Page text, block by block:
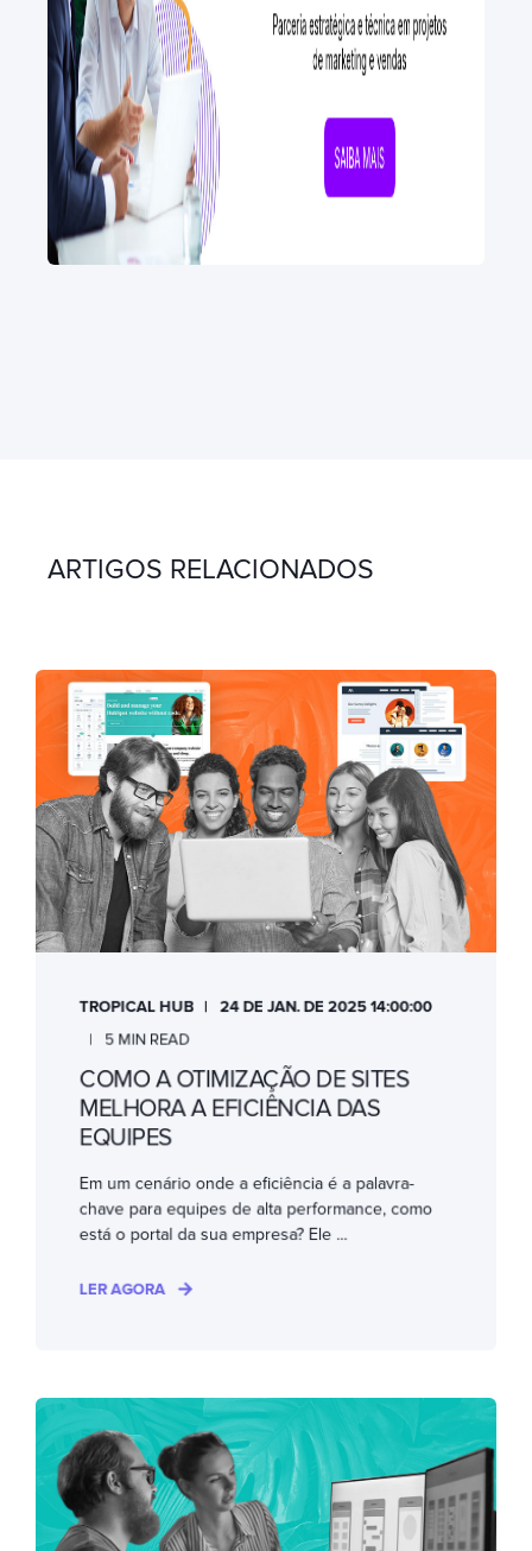
ARTIGOS RELACIONADOS
TROPICAL HUB
24 DE JAN. DE 2025 14:00:00
5 MIN READ
COMO A OTIMIZAÇÃO DE SITES
MELHORA A EFICIÊNCIA DAS
EQUIPES
Em um cenário onde a eficiência é a palavra-
chave para equipes de alta performance, como
está o portal da sua empresa? Ele ...
LER AGORA